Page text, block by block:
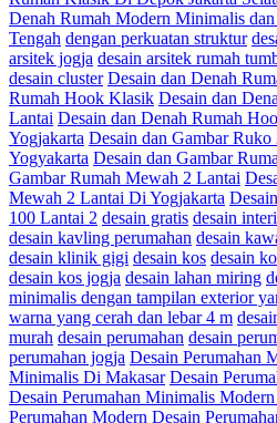
Denah Rumah Modern Minimalis
Tengah dengan perkuatan struktur
arsitek jogja desain arsitek rumah
desain cluster Desain dan Denah
Rumah Hook Klasik Desain dan
Lantai Desain dan Denah Rumah
Yogjakarta Desain dan Gambar
Yogyakarta Desain dan Gambar
Gambar Rumah Mewah 2 Lantai
Mewah 2 Lantai Di Yogjakarta
100 Lantai 2 desain gratis desain
desain kavling perumahan desain
desain klinik gigi desain kos desain
desain kos jogja desain lahan miring
minimalis dengan tampilan exterior
warna yang cerah dan lebar 4 m
murah desain perumahan desain
perumahan jogja Desain Perumahan
Minimalis Di Makasar Desain
Desain Perumahan Minimalis
Perumahan Modern Desain